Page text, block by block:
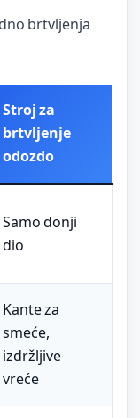
brtvljenja
Stroj za
brtvljenje
odozdo
Samo donji
dio
Kante za
smeće,
izdržljive
vreće